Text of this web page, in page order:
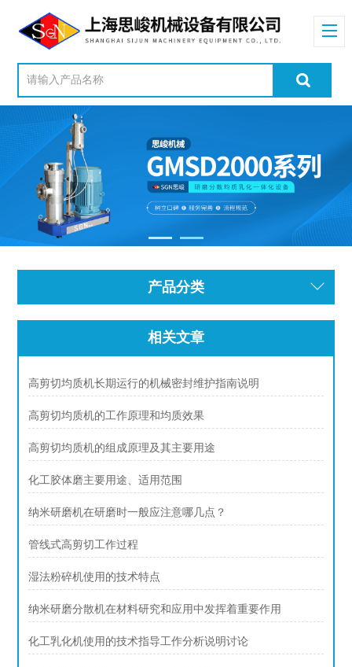
产品分类
相关文章
高剪切均质机长期运行的机械密封维护指南说明
高剪切均质机的工作原理和均质效果
高剪切均质机的组成原理及其主要用途
化工胶体磨主要用途、适用范围
纳米研磨机在研磨时一般应注意哪几点？
管线式高剪切工作过程
湿法粉碎机使用的技术特点
纳米研磨分散机在材料研究和应用中发挥着重要作用
化工乳化机使用的技术指导工作分析说明讨论